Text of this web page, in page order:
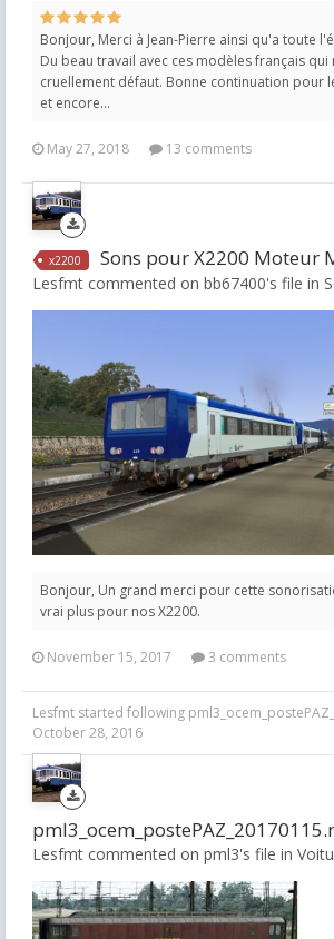
Bonjour, Merci à Jean-Pierre ainsi qu'a toute
Du beau travail avec ces modèles français qui
cruellement défaut. Bonne continuation pour
et encore...
May 27, 2018 13 comments
x2200 Sons pour X2200 Moteur
Lesfmt commented on bb67400's file in
Bonjour, Un grand merci pour cette
vrai plus pour nos X2200.
November 15, 2017 3 comments
Lesfmt started following
October 28, 2016
Lesfmt commented on pml3's file in